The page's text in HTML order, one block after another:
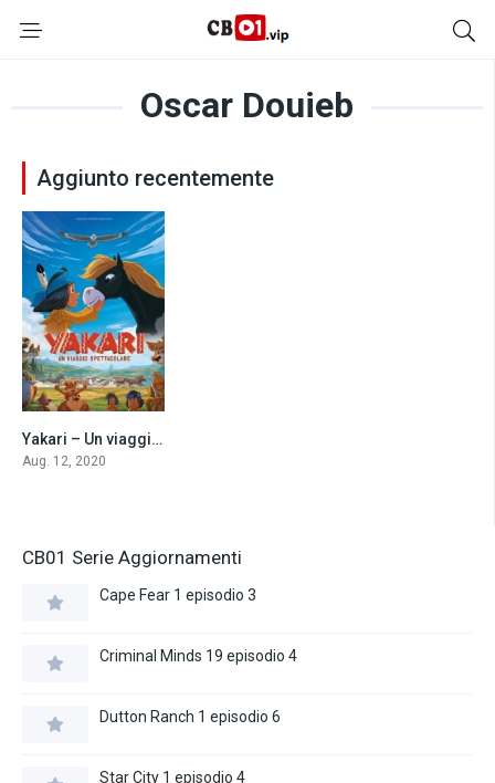
Oscar Douieb
Aggiunto recentemente
6.3Yakari – Un viaggio spettacolare (2020)
Aug. 12, 2020
CB01 Serie Aggiornamenti
Cape Fear 1 episodio 3
Criminal Minds 19 episodio 4
Dutton Ranch 1 episodio 6
Star City 1 episodio 4